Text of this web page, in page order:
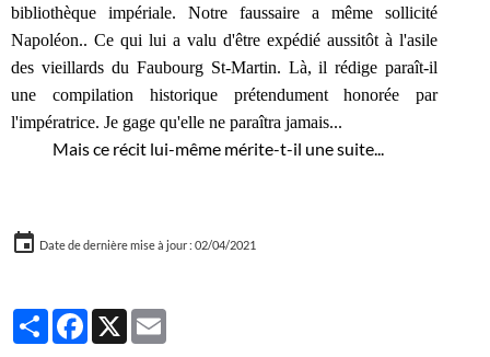
bibliothèque impériale. Notre faussaire a même sollicité
Napoléon.. Ce qui lui a valu d'être expédié aussitôt à l'asile
des vieillards du Faubourg St-Martin. Là, il rédige paraît-il
une compilation historique prétendument honorée par
l'impératrice. Je gage qu'elle ne paraîtra jamais...
Mais ce récit lui-même mérite-t-il une suite...
Date de dernière mise à jour : 02/04/2021
PartagerFacebook
X